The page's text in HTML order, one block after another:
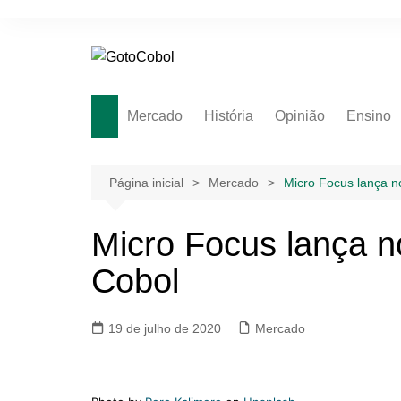
Mercado História Opinião Ensino
Página inicial Mercado Micro Focus lança
Micro Focus lança
Cobol
19 de julho de 2020 Mercado